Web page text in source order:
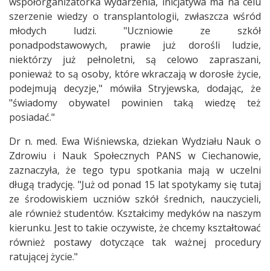
szerzenie wiedzy o transplantologii, zwłaszcza wśród
młodych ludzi. "Uczniowie ze szkół
ponadpodstawowych, prawie już dorośli ludzie,
niektórzy już pełnoletni, są celowo zapraszani,
ponieważ to są osoby, które wkraczają w dorosłe życie,
podejmują decyzje," mówiła Stryjewska, dodając, że
"świadomy obywatel powinien taką wiedzę też
posiadać."
Dr n. med. Ewa Wiśniewska, dziekan Wydziału Nauk o
Zdrowiu i Nauk Społecznych PANS w Ciechanowie,
zaznaczyła, że tego typu spotkania mają w uczelni
długą tradycję. "Już od ponad 15 lat spotykamy się tutaj
ze środowiskiem uczniów szkół średnich, nauczycieli,
ale również studentów. Kształcimy medyków na naszym
kierunku. Jest to takie oczywiste, że chcemy kształtować
również postawy dotyczące tak ważnej procedury
ratującej życie."